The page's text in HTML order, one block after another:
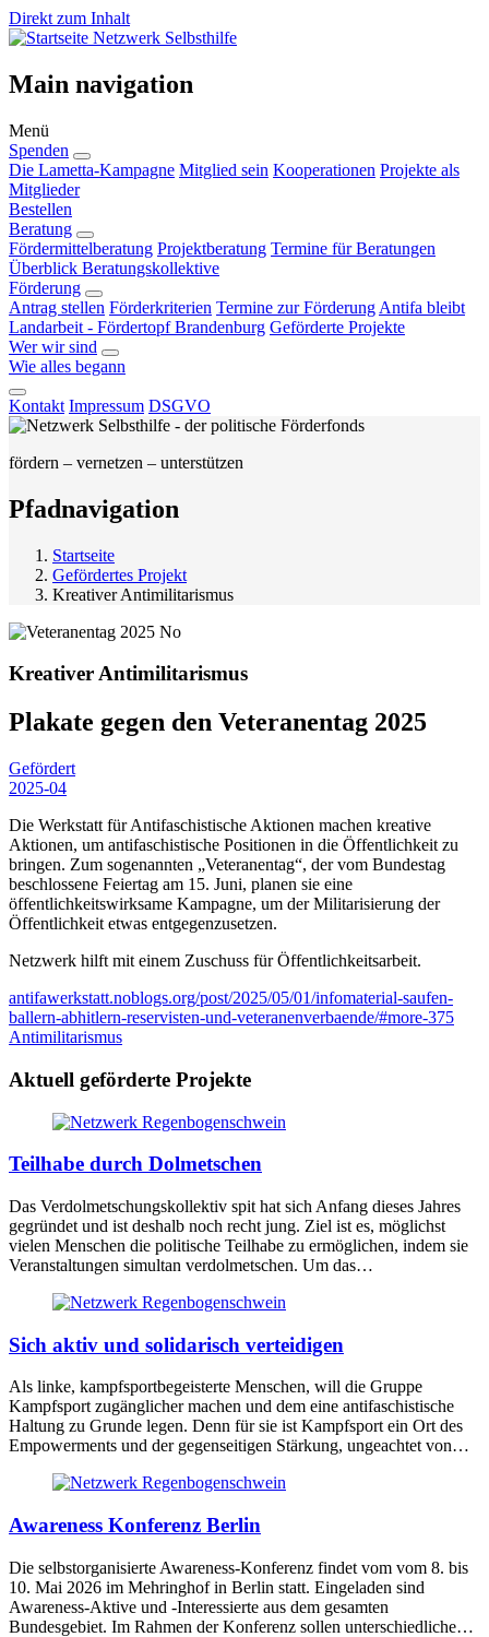
Direkt zum Inhalt
Netzwerk Selbsthilfe
Main navigation
Menü
Spenden
Die Lametta-Kampagne Mitglied sein Kooperationen Projekte als
Mitglieder
Bestellen
Beratung
Fördermittelberatung Projektberatung Termine für Beratungen
Überblick Beratungskollektive
Förderung
Antrag stellen Förderkriterien Termine zur Förderung Antifa bleibt
Landarbeit - Fördertopf Brandenburg Geförderte Projekte
Wer wir sind
Wie alles begann
Kontakt Impressum DSGVO
fördern – vernetzen – unterstützen
Pfadnavigation
Startseite
Gefördertes Projekt
Kreativer Antimilitarismus
Kreativer Antimilitarismus
Plakate gegen den Veteranentag 2025
Gefördert
2025-04
Die Werkstatt für Antifaschistische Aktionen machen kreative
Aktionen, um antifaschistische Positionen in die Öffentlichkeit zu
bringen. Zum sogenannten „Veteranentag“, der vom Bundestag
beschlossene Feiertag am 15. Juni, planen sie eine
öffentlichkeitswirksame Kampagne, um der Militarisierung der
Öffentlichkeit etwas entgegenzusetzen.
Netzwerk hilft mit einem Zuschuss für Öffentlichkeitsarbeit.
antifawerkstatt.noblogs.org/post/2025/05/01/infomaterial-saufen-
ballern-abhitlern-reservisten-und-veteranenverbaende/#more-375
Antimilitarismus
Aktuell geförderte Projekte
Teilhabe durch Dolmetschen
Das Verdolmetschungskollektiv spit hat sich Anfang dieses Jahres
gegründet und ist deshalb noch recht jung. Ziel ist es, möglichst
vielen Menschen die politische Teilhabe zu ermöglichen, indem sie
Veranstaltungen simultan verdolmetschen. Um das…
Sich aktiv und solidarisch verteidigen
Als linke, kampfsportbegeisterte Menschen, will die Gruppe
Kampfsport zugänglicher machen und dem eine antifaschistische
Haltung zu Grunde legen. Denn für sie ist Kampfsport ein Ort des
Empowerments und der gegenseitigen Stärkung, ungeachtet von…
Awareness Konferenz Berlin
Die selbstorganisierte Awareness-Konferenz findet vom vom 8. bis
10. Mai 2026 im Mehringhof in Berlin statt. Eingeladen sind
Awareness-Aktive und -Interessierte aus dem gesamten
Bundesgebiet. Im Rahmen der Konferenz sollen unterschiedliche…